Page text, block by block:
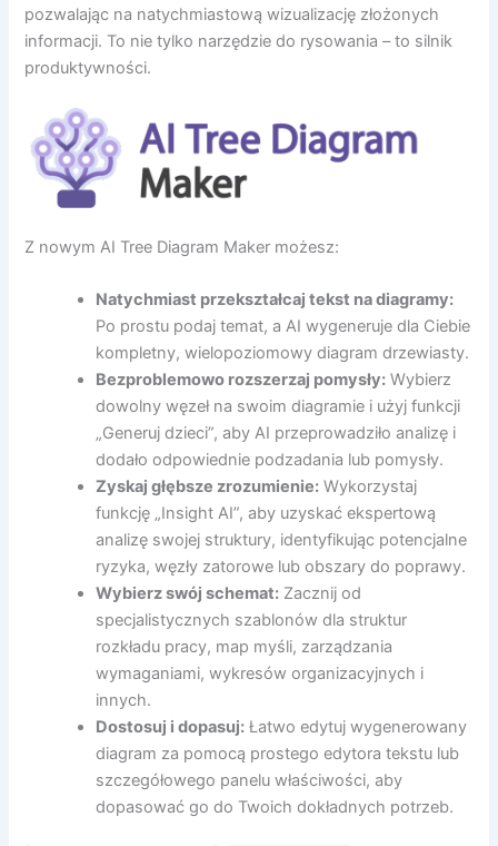
pozwalając na natychmiastową wizualizację złożonych
informacji. To nie tylko narzędzie do rysowania – to silnik
produktywności.
Z nowym AI Tree Diagram Maker możesz:
Natychmiast przekształcaj tekst na diagramy:
Po prostu podaj temat, a AI wygeneruje dla Ciebie
kompletny, wielopoziomowy diagram drzewiasty.
Bezproblemowo rozszerzaj pomysły: Wybierz
dowolny węzeł na swoim diagramie i użyj funkcji
„Generuj dzieci”, aby AI przeprowadziło analizę i
dodało odpowiednie podzadania lub pomysły.
Zyskaj głębsze zrozumienie: Wykorzystaj
funkcję „Insight AI”, aby uzyskać ekspertową
analizę swojej struktury, identyfikując potencjalne
ryzyka, węzły zatorowe lub obszary do poprawy.
Wybierz swój schemat: Zacznij od
specjalistycznych szablonów dla struktur
rozkładu pracy, map myśli, zarządzania
wymaganiami, wykresów organizacyjnych i
innych.
Dostosuj i dopasuj: Łatwo edytuj wygenerowany
diagram za pomocą prostego edytora tekstu lub
szczegółowego panelu właściwości, aby
dopasować go do Twoich dokładnych potrzeb.